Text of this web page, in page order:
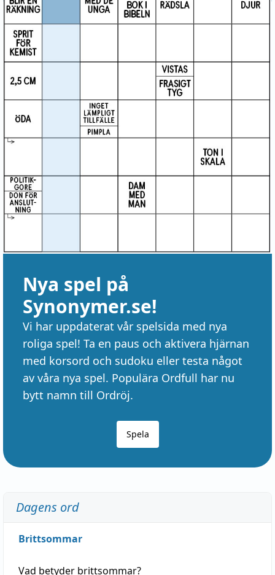
Nya spel på
Synonymer.se!
Vi har uppdaterat vår spelsida med nya
roliga spel! Ta en paus och aktivera hjärnan
med korsord och sudoku eller testa något
av våra nya spel. Populära Ordfull har nu
bytt namn till Ordröj.
Spela
Dagens ord
Brittsommar
Vad betyder brittsommar?